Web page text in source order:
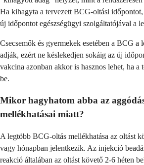
Ha kihagyta a tervezett BCG-oltási időpontot,
új időpontot egészségügyi szolgáltatójával a
Csecsemők és gyermekek esetében a BCG a
adják, ezért ne késlekedjen sokáig az új
vakcina azonban akkor is hasznos lehet, ha a
be.
Mikor hagyhatom abba az
mellékhatásai miatt?
A legtöbb BCG-oltás mellékhatása az oltást
vagy hónapban jelentkezik. Az injekció
reakció általában az oltást követő 2-6 héten